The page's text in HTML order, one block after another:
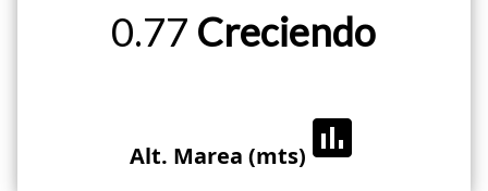
0.77 Creciendo
Alt. Marea (mts) assessment